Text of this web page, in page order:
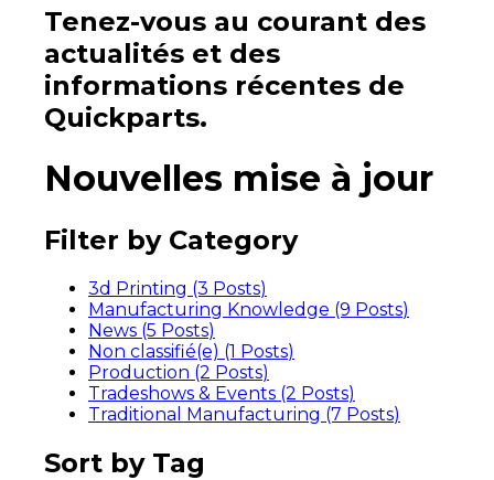
Tenez-vous au courant des
actualités et des
informations récentes de
Quickparts.
Nouvelles mise à jour
Filter by Category
3d Printing (3 Posts)
Manufacturing Knowledge (9 Posts)
News (5 Posts)
Non classifié(e) (1 Posts)
Production (2 Posts)
Tradeshows & Events (2 Posts)
Traditional Manufacturing (7 Posts)
Sort by Tag